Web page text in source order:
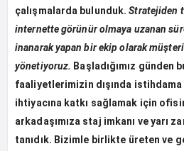
çalışmalarda bulunduk.Stratejiden
internette görünür olmaya uzanan
inanarak yapan bir ekip olarak
yönetiyoruz. Başladığımız günden
faaliyetlerimizin dışında
ihtiyacına katkı sağlamak için
arkadaşımıza staj imkanı ve yarı
tanıdık. Bizimle birlikte üreten ve